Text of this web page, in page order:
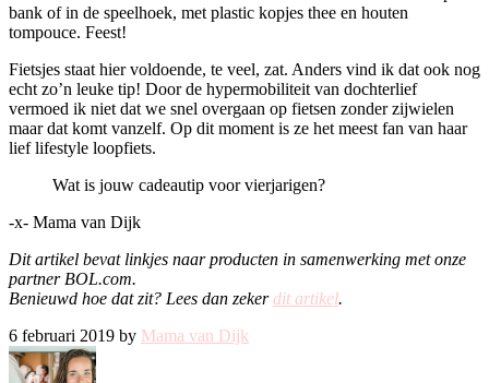
bank of in de speelhoek, met plastic kopjes thee en houten
tompouce. Feest!
Fietsjes staat hier voldoende, te veel, zat. Anders vind ik dat ook nog
echt zo’n leuke tip! Door de hypermobiliteit van dochterlief
vermoed ik niet dat we snel overgaan op fietsen zonder zijwielen
maar dat komt vanzelf. Op dit moment is ze het meest fan van haar
lief lifestyle loopfiets.
Wat is jouw cadeautip voor vierjarigen?
-x- Mama van Dijk
Dit artikel bevat linkjes naar producten in samenwerking met onze
partner BOL.com.
Benieuwd hoe dat zit? Lees dan zekerdit artikel.
6 februari 2019 by Mama van Dijk